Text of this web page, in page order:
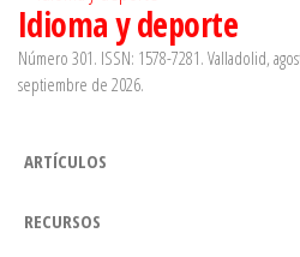
Idioma y deporte
Número 301. ISSN: 1578-7281. Valladolid,
septiembre de 2026.
ARTÍCULOS
RECURSOS